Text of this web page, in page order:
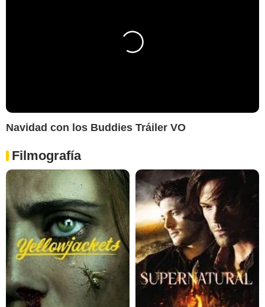
Navidad con los Buddies Tráiler VO
Filmografía